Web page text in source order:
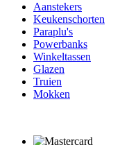
Aanstekers
Keukenschorten
Paraplu's
Powerbanks
Winkeltassen
Glazen
Truien
Mokken